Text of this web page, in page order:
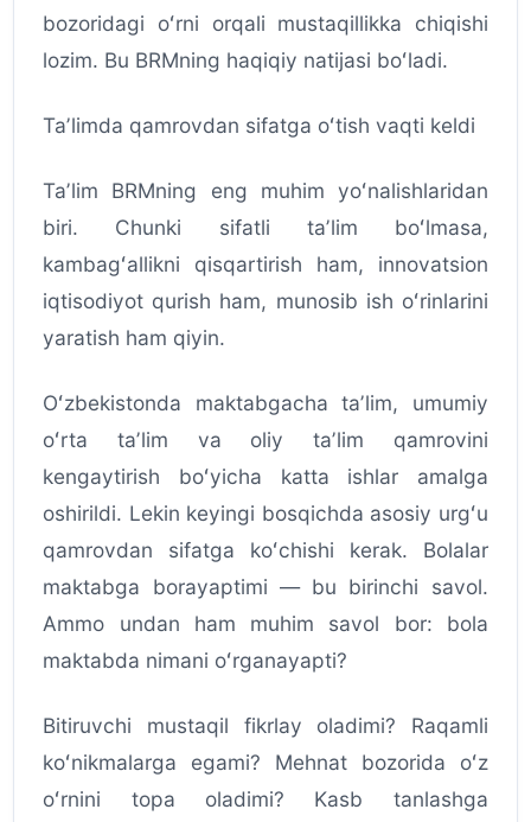
bozoridagi oʻrni orqali mustaqillikka chiqishi
lozim. Bu BRMning haqiqiy natijasi boʻladi.
Taʼlimda qamrovdan sifatga oʻtish vaqti keldi
Taʼlim BRMning eng muhim yoʻnalishlaridan
biri. Chunki sifatli taʼlim boʻlmasa,
kambagʻallikni qisqartirish ham, innovatsion
iqtisodiyot qurish ham, munosib ish oʻrinlarini
yaratish ham qiyin.
Oʻzbekistonda maktabgacha taʼlim, umumiy
oʻrta taʼlim va oliy taʼlim qamrovini
kengaytirish boʻyicha katta ishlar amalga
oshirildi. Lekin keyingi bosqichda asosiy urgʻu
qamrovdan sifatga koʻchishi kerak. Bolalar
maktabga borayaptimi — bu birinchi savol.
Ammo undan ham muhim savol bor: bola
maktabda nimani oʻrganayapti?
Bitiruvchi mustaqil fikrlay oladimi? Raqamli
koʻnikmalarga egami? Mehnat bozorida oʻz
oʻrnini topa oladimi? Kasb tanlashga